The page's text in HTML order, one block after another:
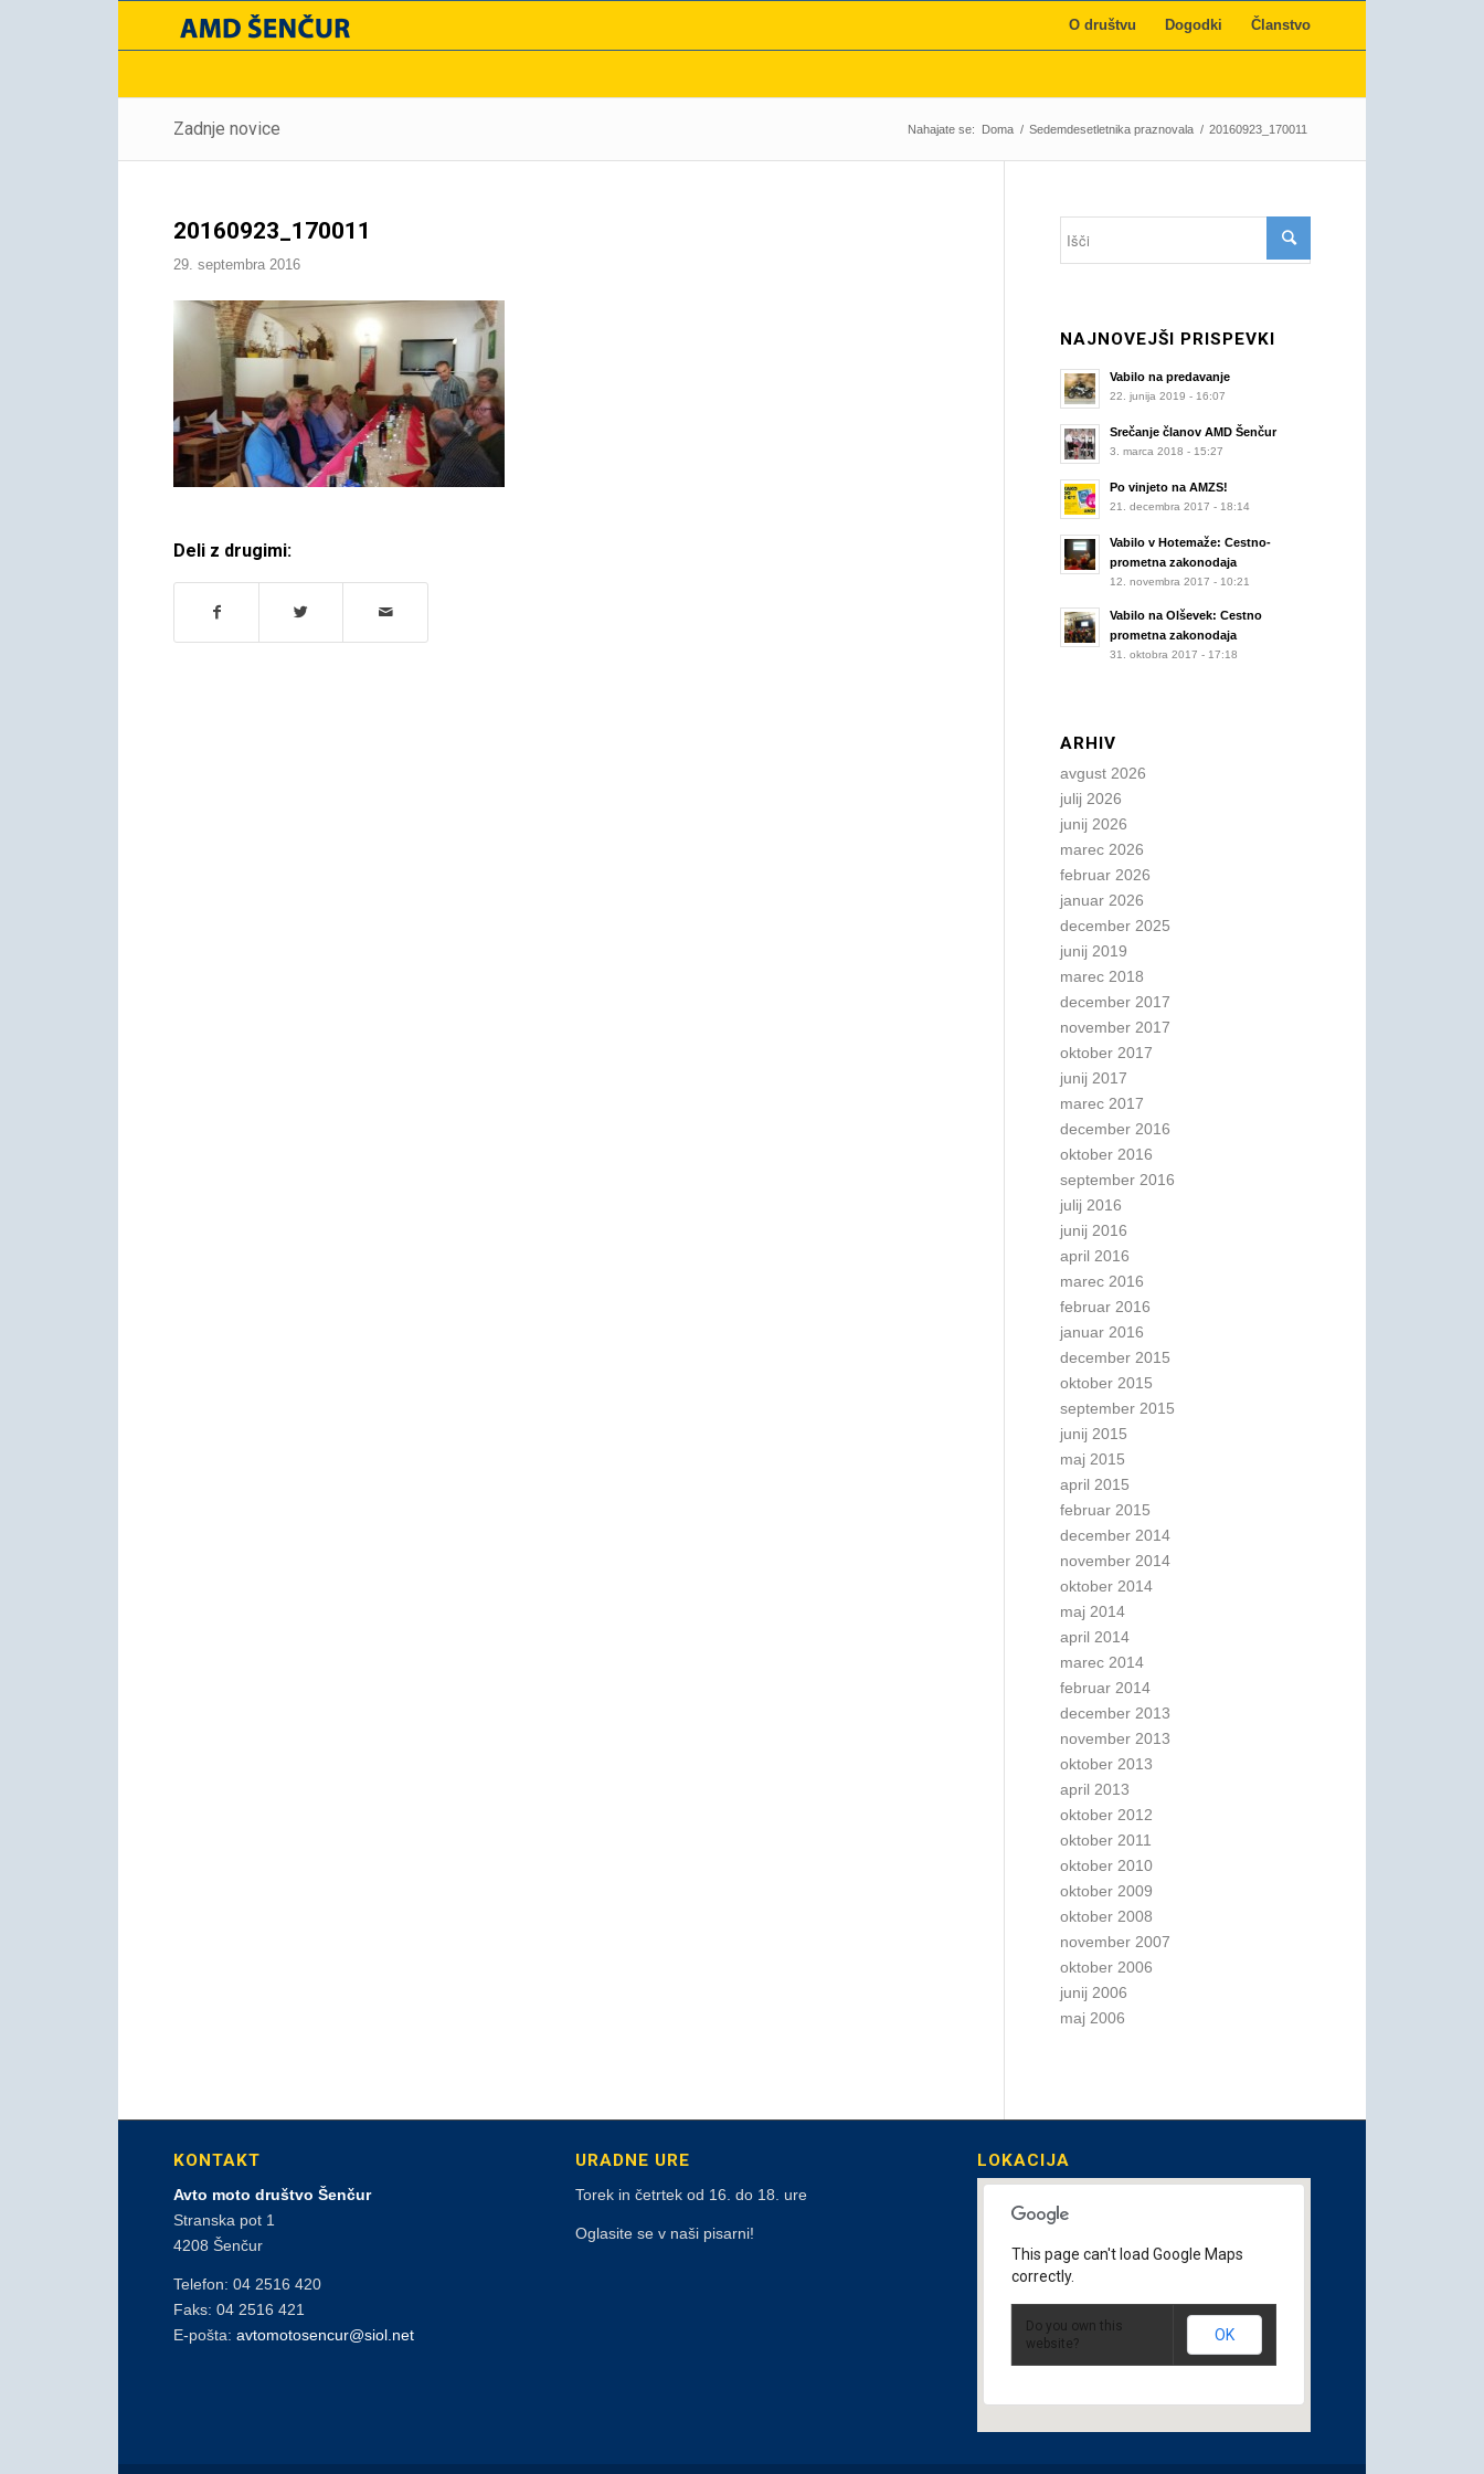
O društvu Dogodki Članstvo
Zadnje novice Nahajate se: Doma / Sedemdesetletnika praznovala / 20160923_170011
20160923_170011
29. septembra 2016
Deli z drugimi:
NAJNOVEJŠI PRISPEVKI
Vabilo na predavanje
22. junija 2019 - 16:07
Srečanje članov AMD Šenčur
3. marca 2018 - 15:27
Po vinjeto na AMZS!
21. decembra 2017 - 18:14
Vabilo v Hotemaže: Cestno-
prometna zakonodaja
12. novembra 2017 - 10:21
Vabilo na Olševek: Cestno
prometna zakonodaja
31. oktobra 2017 - 17:18
ARHIV
avgust 2026
julij 2026
junij 2026
marec 2026
februar 2026
januar 2026
december 2025
junij 2019
marec 2018
december 2017
november 2017
oktober 2017
junij 2017
marec 2017
december 2016
oktober 2016
september 2016
julij 2016
junij 2016
april 2016
marec 2016
februar 2016
januar 2016
december 2015
oktober 2015
september 2015
junij 2015
maj 2015
april 2015
februar 2015
december 2014
november 2014
oktober 2014
maj 2014
april 2014
marec 2014
februar 2014
december 2013
november 2013
oktober 2013
april 2013
oktober 2012
oktober 2011
oktober 2010
oktober 2009
oktober 2008
november 2007
oktober 2006
junij 2006
maj 2006
KONTAKT
Avto moto društvo Šenčur
Stranska pot 1
4208 Šenčur
Telefon: 04 2516 420
Faks: 04 2516 421
E-pošta: avtomotosencur@siol.net
URADNE URE
Torek in četrtek od 16. do 18. ure
Oglasite se v naši pisarni!
LOKACIJA
This page can't load Google Maps
correctly.
Do you own this
website?
OK